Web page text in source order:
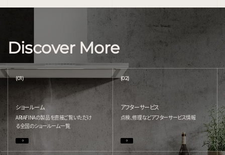
Discover More
(01)
ショールーム
ARIAFINAの製品を直接ご覧いただけ
る全国のショールーム一覧
(02)
アフターサービス
点検、修理などアフターサービス情報